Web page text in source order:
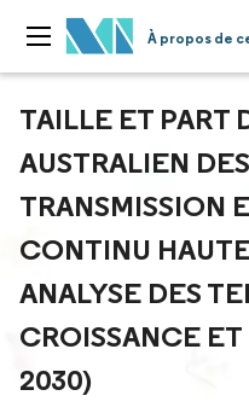
À propos de
TAILLE ET PART
AUSTRALIEN
TRANSMISSION
CONTINU
ANALYSE DES
CROISSANCE
2030)